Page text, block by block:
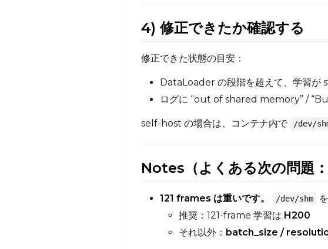
4) 修正できたか確認する
修正できた状態の目安：
DataLoader の段階を超えて、学習が
ログに “out of shared memory” /
self-host の場合は、コンテナ内で /dev/
Notes（よくある次の問題
121 frames は重いです。 /dev/shm
推奨：121-frame 学習は H200
それ以外： batch_size /